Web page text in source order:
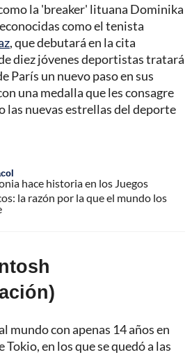
la 'breaker' lituana Dominika
como el tenista
, que debutará en la cita
diez jóvenes deportistas tratará
París un nuevo paso en sus
una medalla que les consagre
las nuevas estrellas del deporte
hace historia en los Juegos
la razón por la que el mundo los
mundo con apenas 14 años en
Tokio, en los que se quedó a las